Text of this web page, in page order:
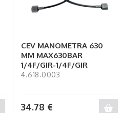
CEV MANOMETRA 630
MM MAX630BAR
1/4F/GIR-1/4F/GIR
4.618.0003
34.78 €